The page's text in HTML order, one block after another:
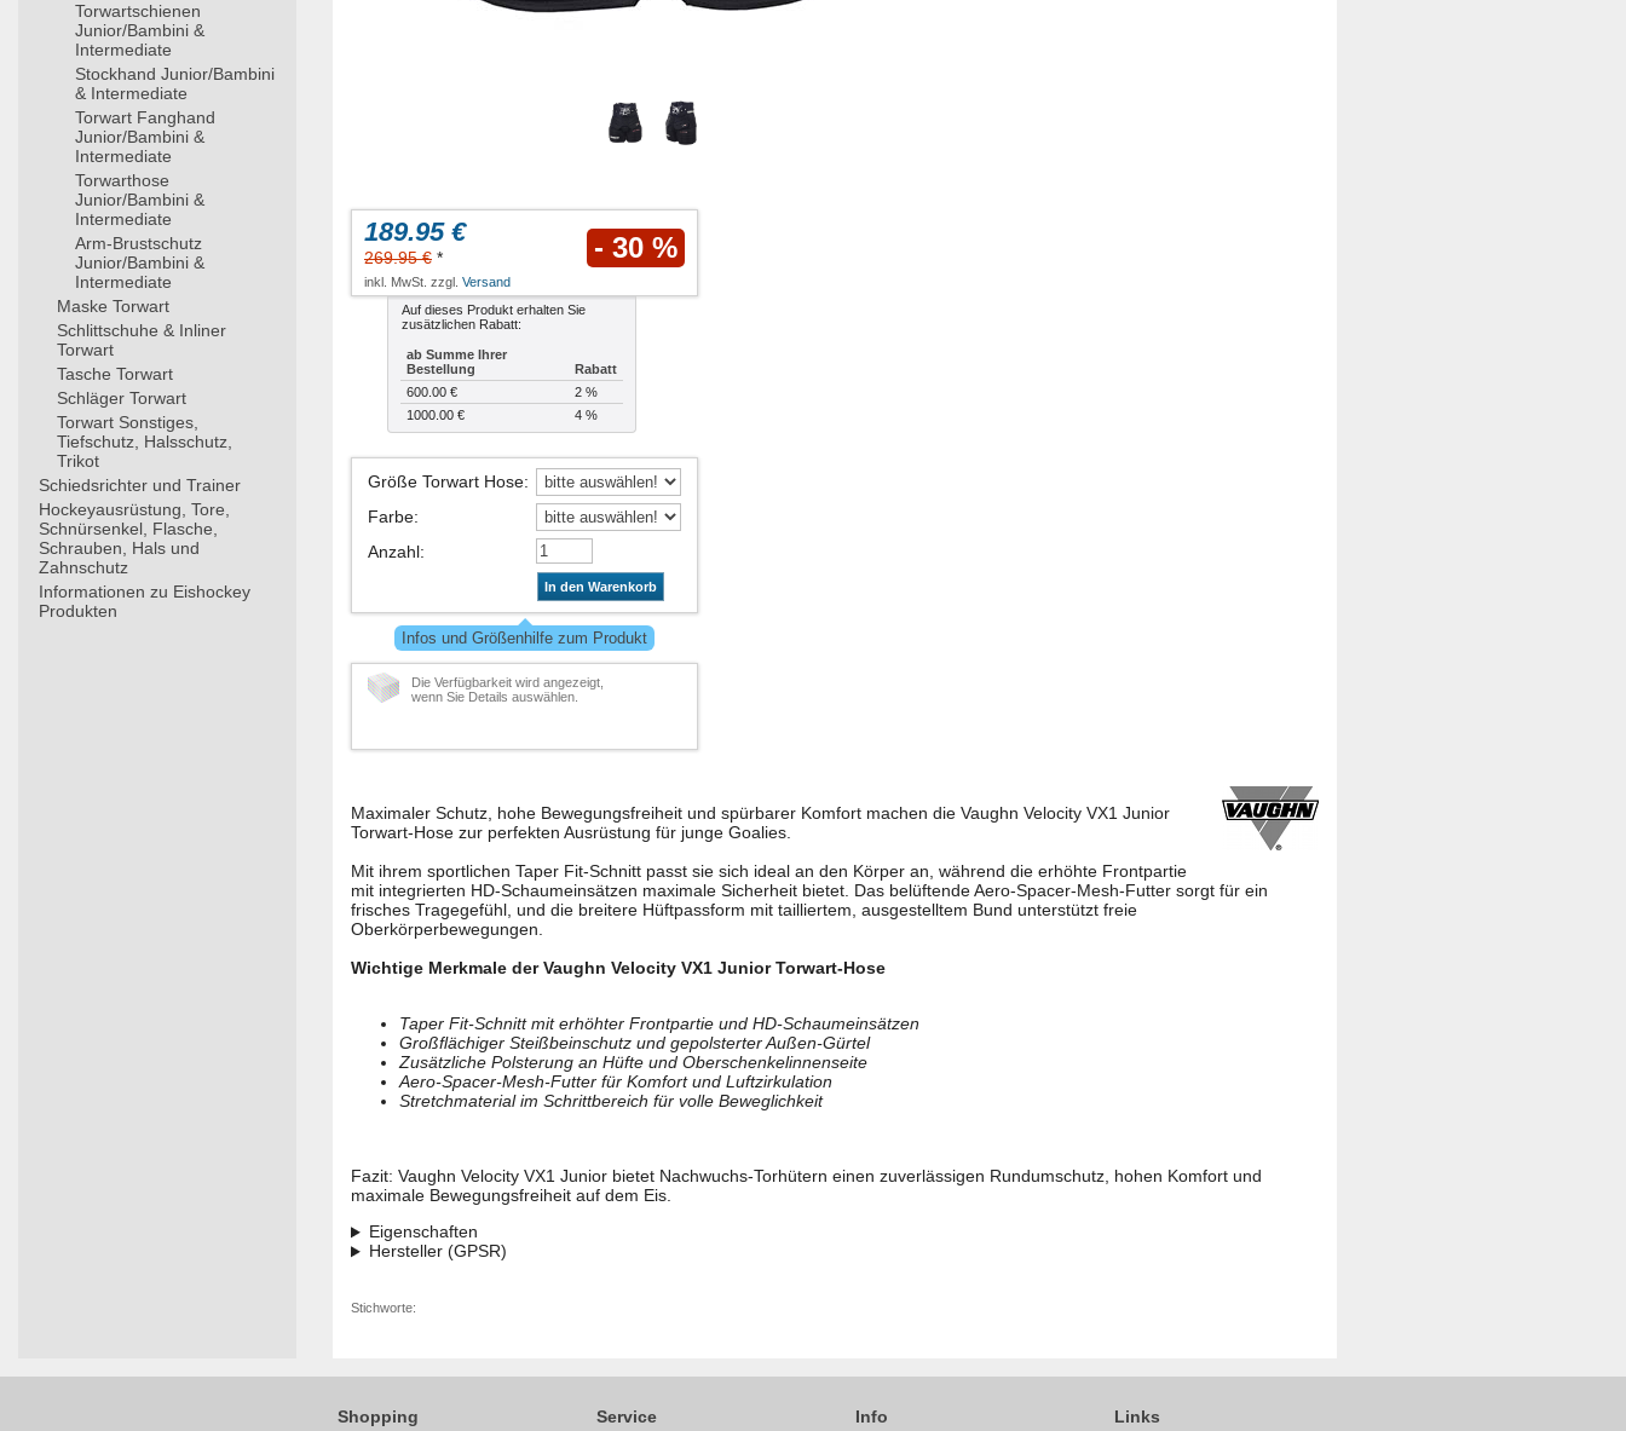
Torwartschienen
Junior/Bambini &
Intermediate
Stockhand Junior/Bambini
& Intermediate
Torwart Fanghand
Junior/Bambini &
Intermediate
Torwarthose
Junior/Bambini &
Intermediate
Arm-Brustschutz
Junior/Bambini &
Intermediate
Maske Torwart
Schlittschuhe & Inliner
Torwart
Tasche Torwart
Schläger Torwart
Torwart Sonstiges,
Tiefschutz, Halsschutz,
Trikot
Schiedsrichter und Trainer
Hockeyausrüstung, Tore,
Schnürsenkel, Flasche,
Schrauben, Hals und
Zahnschutz
Informationen zu Eishockey
Produkten
189.95 €
269.95 € * - 30 %
inkl. MwSt. zzgl. Versand
Auf dieses Produkt erhalten Sie
zusätzlichen Rabatt:
ab Summe Ihrer
Bestellung
Rabatt
600.00 €
2 %
1000.00 €
4 %
Größe Torwart Hose:
Farbe:
Anzahl:
In den Warenkorb
Infos und Größenhilfe zum Produkt
Die Verfügbarkeit wird angezeigt,
wenn Sie Details auswählen.
Maximaler Schutz, hohe Bewegungsfreiheit und spürbarer Komfort machen die Vaughn Velocity VX1 Junior
Torwart-Hose zur perfekten Ausrüstung für junge Goalies.
Mit ihrem sportlichen Taper Fit-Schnitt passt sie sich ideal an den Körper an, während die erhöhte Frontpartie
mit integrierten HD-Schaumeinsätzen maximale Sicherheit bietet. Das belüftende Aero-Spacer-Mesh-Futter sorgt für ein
frisches Tragegefühl, und die breitere Hüftpassform mit tailliertem, ausgestelltem Bund unterstützt freie
Oberkörperbewegungen.
Wichtige Merkmale der Vaughn Velocity VX1 Junior Torwart-Hose
Taper Fit-Schnitt mit erhöhter Frontpartie und HD-Schaumeinsätzen
Großflächiger Steißbeinschutz und gepolsterter Außen-Gürtel
Zusätzliche Polsterung an Hüfte und Oberschenkelinnenseite
Aero-Spacer-Mesh-Futter für Komfort und Luftzirkulation
Stretchmaterial im Schrittbereich für volle Beweglichkeit
Fazit: Vaughn Velocity VX1 Junior bietet Nachwuchs-Torhütern einen zuverlässigen Rundumschutz, hohen Komfort und
maximale Bewegungsfreiheit auf dem Eis.
Eigenschaften
Hersteller (GPSR)
Stichworte:
Shopping Service Info Links